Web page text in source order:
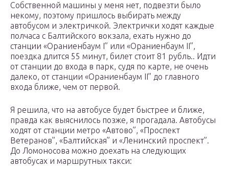
Собственной машины у меня нет, подвезти было
некому, поэтому пришлось выбирать между
автобусом и электричкой. Электрички ходят каждые
полчаса с Балтийского вокзала, ехать нужно до
станции «Ораниенбаум I” или «Ораниенбаум II”,
поездка длится 55 минут, билет стоит 81 рубль.. Идти
от станции до входа в парк, судя по карте, не очень
далеко, от станции «Ораниенбаум II” до главного
входа ближе, чем от первой.
Я решила, что на автобусе будет быстрее и ближе,
правда как выяснилось позже, я прогадала. Автобусы
ходят от станции метро «Автово”, «Проспект
Ветеранов”, «Балтийская” и «Ленинский проспект”.
До Ломоносова можно доехать на следующих
автобусах и маршрутных такси: